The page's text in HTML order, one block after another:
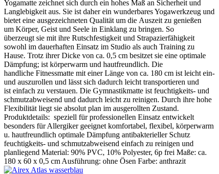
Yogamatte zeichnet sich durch ein hohes Maß an Sicherheit und
Langlebigkeit aus. Sie ist daher ein wunderbares Yogawerkzeug und
bietet eine ausgezeichneten Qualität um die Auszeit zu genießen
um Körper, Geist und Seele in Einklang zu bringen. So
überzeugt sie mit ihre Rutschfestigkeit und Strapazierfähigkeit
sowohl im dauerhaften Einsatz im Studio als auch Training zu
Hause. Trotz ihrer Dicke von ca. 0,5 cm besitzet sie eine optimale
Dämpfung; ist körperwarm und hautfreundlich. Die
handliche Fitnessmatte mit einer Länge von ca. 180 cm ist leicht ein-
und auszurollen und lässt sich dadurch leicht transportieren und
ist einfach zu verstauen. Die Gymnastikmatte ist feuchtigkeits- und
schmutzabweisend und dadurch leicht zu reinigen. Durch ihre hohe
Flexibilität liegt sie absolut plan im ausgerollten Zustand.
Produktdetails: speziell für professionellen Einsatz entwickelt
besonders für Allergiker geeignet komfortabel, flexibel, körperwarm
u. hautfreundlich optimale Dämpfung antibakterieller Schutz
feuchtigkeits- und schmutzabweisend einfach zu reinigen und
planliegend Material: 90% PVC, 10% Polyester, 6p frei Maße: ca.
180 x 60 x 0,5 cm Ausführung: ohne Ösen Farbe: anthrazit